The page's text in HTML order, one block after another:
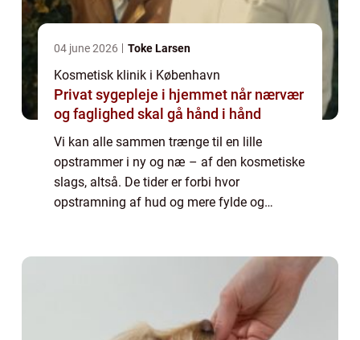
04 june 2026 Toke Larsen
Kosmetisk klinik i København
Privat sygepleje i hjemmet når nærvær
og faglighed skal gå hånd i hånd
Vi kan alle sammen trænge til en lille
opstrammer i ny og næ – af den kosmetiske
slags, altså. De tider er forbi hvor
opstramning af hud og mere fylde og